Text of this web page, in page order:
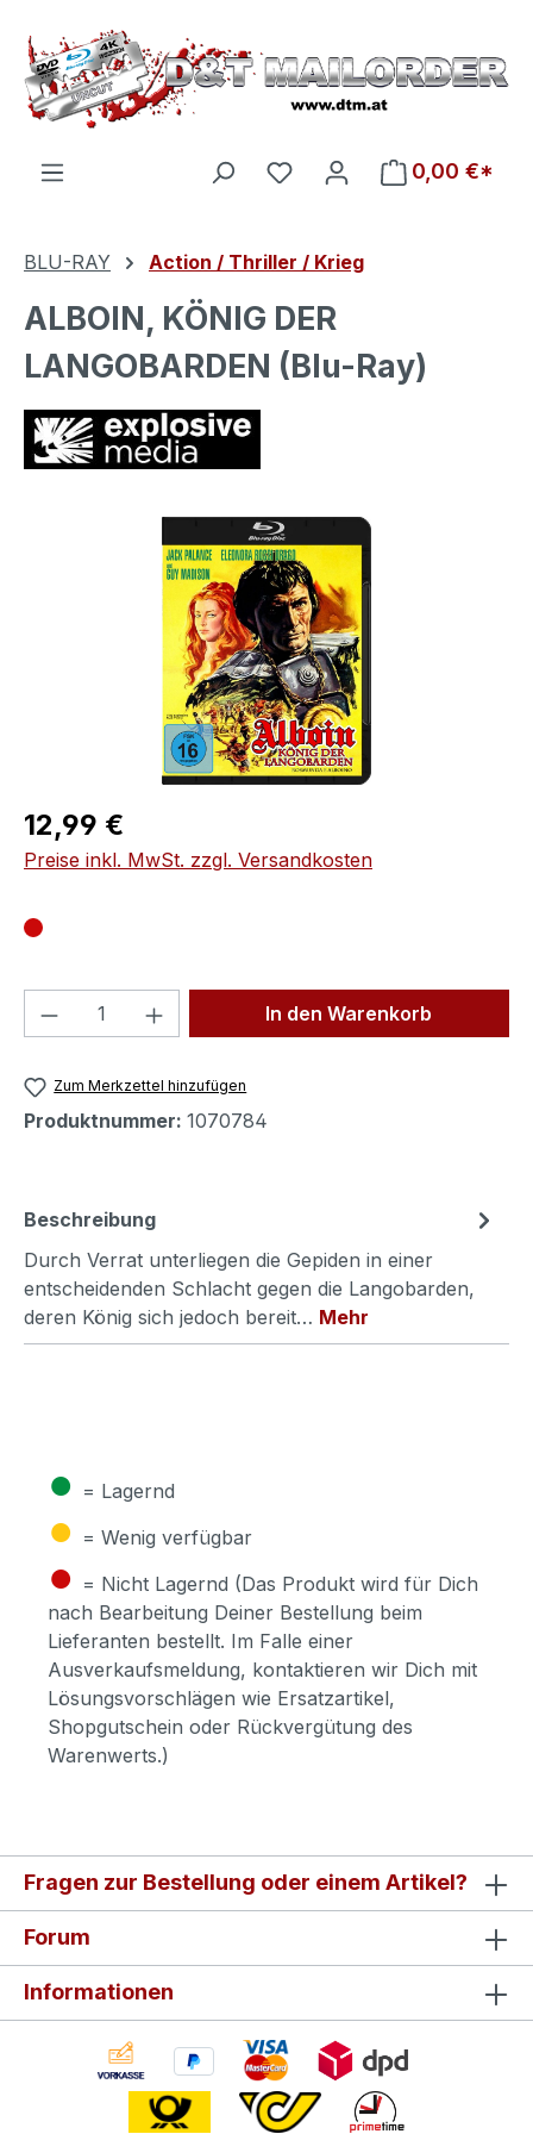
Zum Hauptinhalt springen
Du hast 0 Produkte auf
0,00 €*
BLU-RAY Action / Thriller / Krieg
ALBOIN, KÖNIG DER
LANGOBARDEN (Blu-Ray)
Bildergalerie überspringen
Regulärer Preis:
12,99 €
Preise inkl. MwSt. zzgl. Versandkosten
Produkt Anzahl: Gib denIn den Warenkorb
Zum Merkzettel hinzufügen
Produktnummer: 1070784
Beschreibung
Durch Verrat unterliegen die Gepiden in einer
entscheidenden Schlacht gegen die Langobarden,
deren König sich jedoch bereit… Mehr
● = Lagernd
● = Wenig verfügbar
● = Nicht Lagernd (Das Produkt wird für Dich
nach Bearbeitung Deiner Bestellung beim
Lieferanten bestellt. Im Falle einer
Ausverkaufsmeldung, kontaktieren wir Dich mit
Lösungsvorschlägen wie Ersatzartikel,
Shopgutschein oder Rückvergütung des
Warenwerts.)
Fragen zur Bestellung oder einem Artikel?
Forum
Informationen